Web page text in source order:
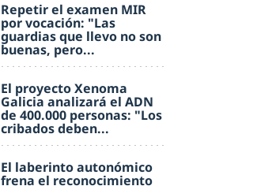
Repetir el examen MIR
por vocación: "Las
guardias que llevo no son
buenas, pero...
El proyecto Xenoma
Galicia analizará el ADN
de 400.000 personas: "Los
cribados deben...
El laberinto autonómico
frena el reconocimiento